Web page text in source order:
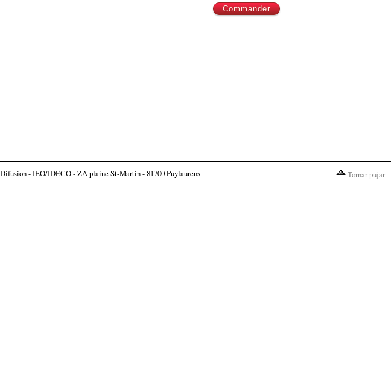
- IEO/IDECO - ZA plaine St-Martin - 81700 Puylaurens Tornar pujar